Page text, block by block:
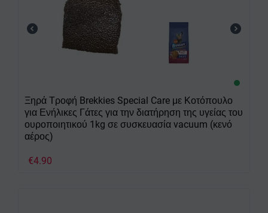
Ξηρά Τροφή Brekkies Special Care με Κοτόπουλο
για Ενήλικες Γάτες για την διατήρηση της υγείας του
ουροποιητικού 1kg σε συσκευασία vacuum (κενό
αέρος)
€4.90